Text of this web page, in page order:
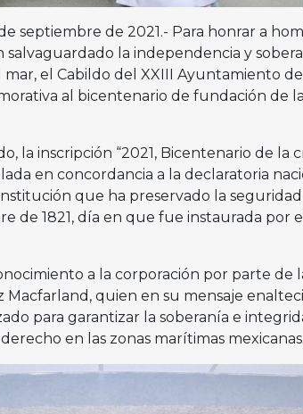
septiembre de 2021.- Para honrar a
la independencia y
el Cabildo del XXIII Ayuntamiento
al bicentenario de fundación de
la inscripción “2021, Bicentenario de la
en concordancia a la declaratoria
que ha preservado la
de 1821, día en que fue instaurada por
a la corporación por parte de
Macfarland, quien en su mensaje
para garantizar la soberanía e
en las zonas marítimas mexicanas.